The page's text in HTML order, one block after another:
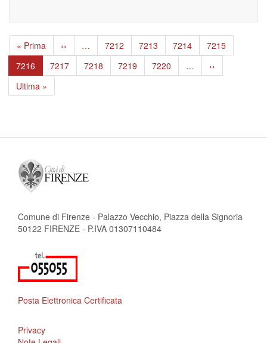
Paginazione
Prima
pagina
« Prima
Pagina
precedente
‹‹ … Page
7212 Page
7213 Page
7214 Page
7215
Pagina
attuale
7216 Page
7217 Page
7218 Page
7219 Page
7220 …
Pagina
successiva
››
Ultima
pagina
Ultima »
Comune di Firenze - Palazzo Vecchio, Piazza della Signoria
50122 FIRENZE - P.IVA 01307110484
Posta Elettronica Certificata
Privacy